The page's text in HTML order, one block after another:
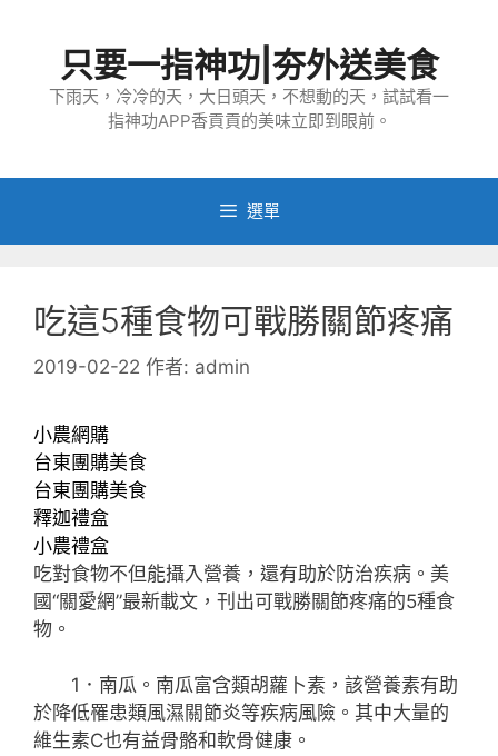
只要一指神功|夯外送美食
下雨天，冷冷的天，大日頭天，不想動的天，試試看一
指神功APP香貢貢的美味立即到眼前。
選單
吃這5種食物可戰勝關節疼痛
2019-02-22 作者: admin
小農網購
台東團購美食
台東團購美食
釋迦禮盒
小農禮盒
吃對食物不但能攝入營養，還有助於防治疾病。美
國“關愛網”最新載文，刊出可戰勝關節疼痛的5種食
物。
1．南瓜。南瓜富含類胡蘿卜素，該營養素有助
於降低罹患類風濕關節炎等疾病風險。其中大量的
維生素C也有益骨骼和軟骨健康。